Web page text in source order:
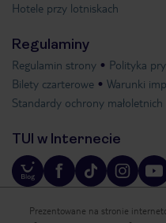
Hotele przy lotniskach
Regulaminy
Regulamin strony Polityka
Bilety czarterowe
Warunki
Standardy ochrony małoletnich
TUI w Internecie
Prezentowane na stronie